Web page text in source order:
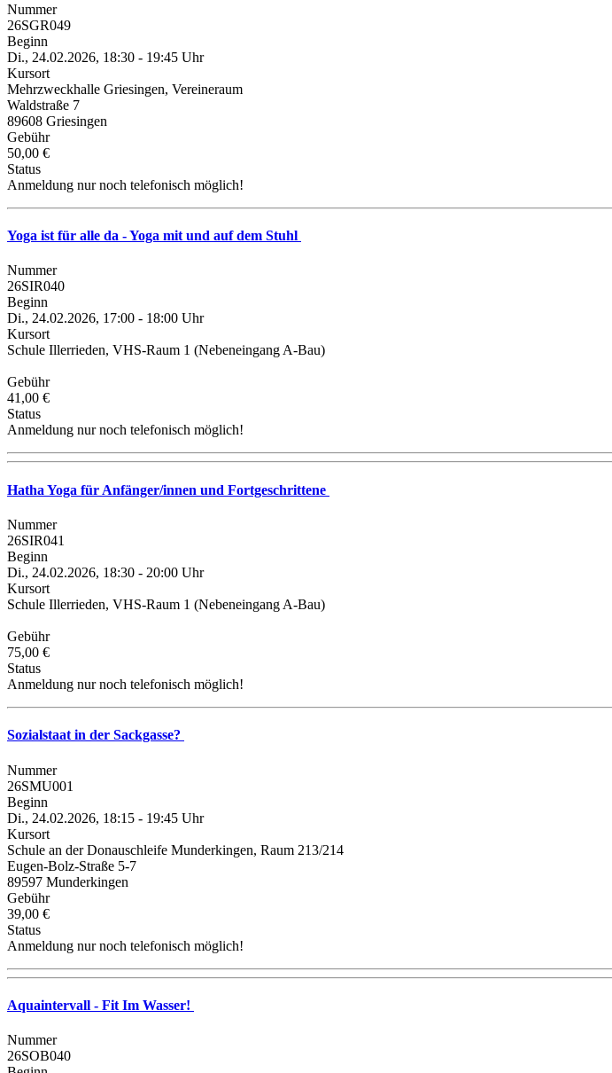
Nummer
26SGR049
Beginn
Di., 24.02.2026, 18:30 - 19:45 Uhr
Kursort
Mehrzweckhalle Griesingen, Vereineraum
Waldstraße 7
89608 Griesingen
Gebühr
50,00 €
Status
Anmeldung nur noch telefonisch möglich!
Yoga ist für alle da - Yoga mit und auf dem Stuhl
Nummer
26SIR040
Beginn
Di., 24.02.2026, 17:00 - 18:00 Uhr
Kursort
Schule Illerrieden, VHS-Raum 1 (Nebeneingang A-Bau)
Gebühr
41,00 €
Status
Anmeldung nur noch telefonisch möglich!
Hatha Yoga für Anfänger/innen und Fortgeschrittene
Nummer
26SIR041
Beginn
Di., 24.02.2026, 18:30 - 20:00 Uhr
Kursort
Schule Illerrieden, VHS-Raum 1 (Nebeneingang A-Bau)
Gebühr
75,00 €
Status
Anmeldung nur noch telefonisch möglich!
Sozialstaat in der Sackgasse?
Nummer
26SMU001
Beginn
Di., 24.02.2026, 18:15 - 19:45 Uhr
Kursort
Schule an der Donauschleife Munderkingen, Raum 213/214
Eugen-Bolz-Straße 5-7
89597 Munderkingen
Gebühr
39,00 €
Status
Anmeldung nur noch telefonisch möglich!
Aquaintervall - Fit Im Wasser!
Nummer
26SOB040